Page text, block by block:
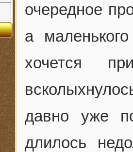
очередное
а
хочется
давно уже
длилось